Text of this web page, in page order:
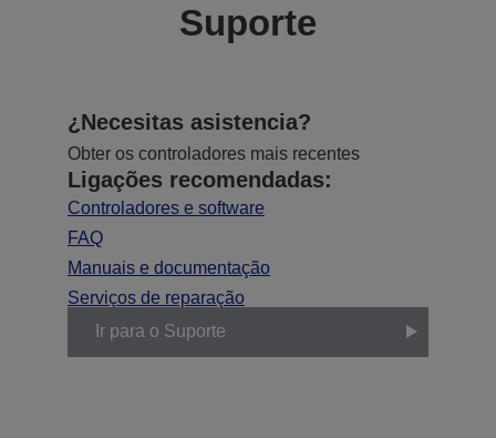
Suporte
¿Necesitas asistencia?
Obter os controladores mais recentes
Ligações recomendadas:
Controladores e software
FAQ
Manuais e documentação
Serviços de reparação
Ir para o Suporte